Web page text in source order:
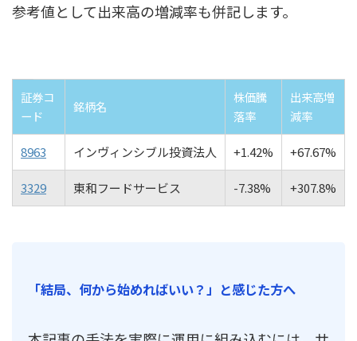
参考値として出来高の増減率も併記します。
証券コ
ード
銘柄名
株価騰
落率
出来高増
減率
8963 インヴィンシブル投資法人 +1.42% +67.67%
3329 東和フードサービス -7.38% +307.8%
「結局、何から始めればいい？」と感じた方へ